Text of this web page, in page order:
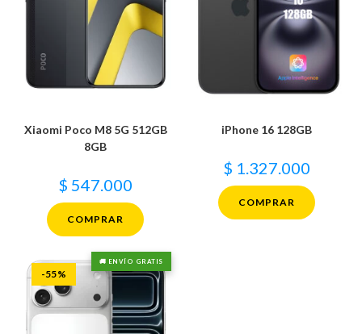
Xiaomi Poco M8 5G 512GB
8GB
$ 547.000
COMPRAR
iPhone 16 128GB
$ 1.327.000
COMPRAR
🚚 ENVÍO GRATIS
-55%